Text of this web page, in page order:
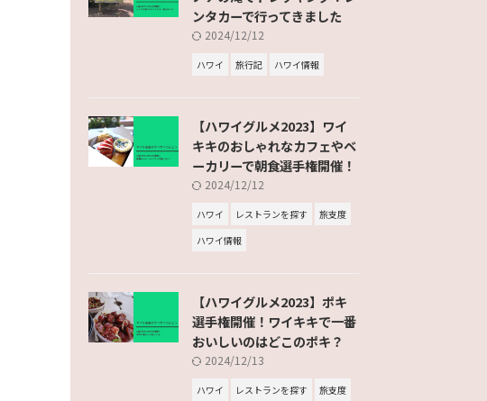
ンタカーで行ってきました
2024/12/12
ハワイ 旅行記 ハワイ情報
【ハワイグルメ2023】ワイ
キキのおしゃれなカフェやベ
ーカリーで朝食選手権開催！
2024/12/12
ハワイ レストランを探す
旅支度
ハワイ情報
【ハワイグルメ2023】ポキ
選手権開催！ワイキキで一番
おいしいのはどこのポキ？
2024/12/13
ハワイ レストランを探す
旅支度